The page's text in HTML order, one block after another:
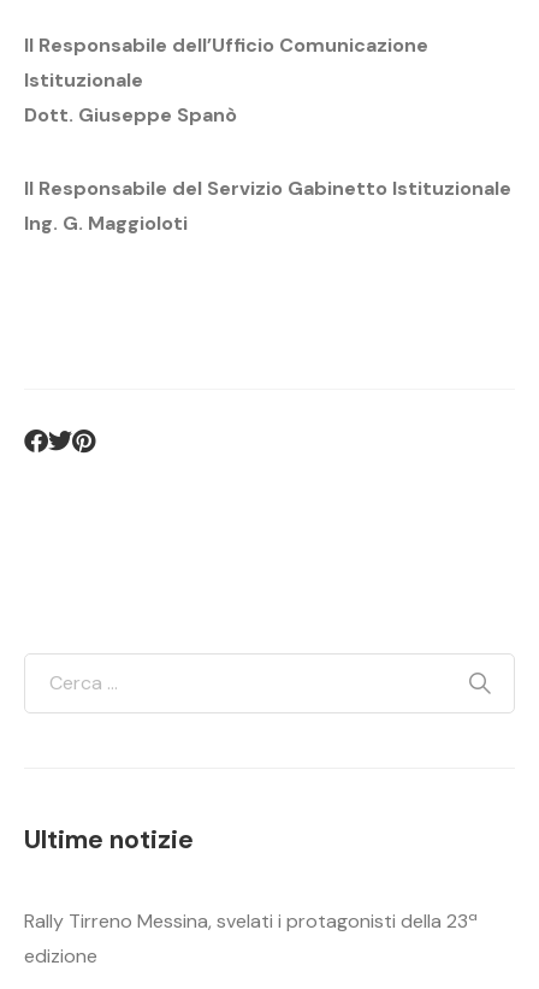
Il Responsabile dell’Ufficio Comunicazione
Istituzionale
Dott. Giuseppe Spanò
Il Responsabile del Servizio Gabinetto Istituzionale
Ing. G. Maggioloti
Ultime notizie
Rally Tirreno Messina, svelati i protagonisti della 23ª
edizione